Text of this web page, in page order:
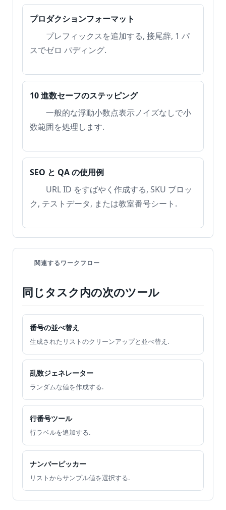
プロダクションフォーマット
プレフィックスを追加する, 接尾辞, 1 パ
スでゼロ パディング.
10 進数セーフのステッピング
一般的な浮動小数点表示ノイズなしで小
数範囲を処理します.
SEO と QA の使用例
URL ID をすばやく作成する, SKU ブロッ
ク, テストデータ, または教室番号シート.
関連するワークフロー
同じタスク内の次のツール
番号の並べ替え
生成されたリストのクリーンアップと並べ替え.
乱数ジェネレーター
ランダムな値を作成する.
行番号ツール
行ラベルを追加する.
ナンバーピッカー
リストからサンプル値を選択する.